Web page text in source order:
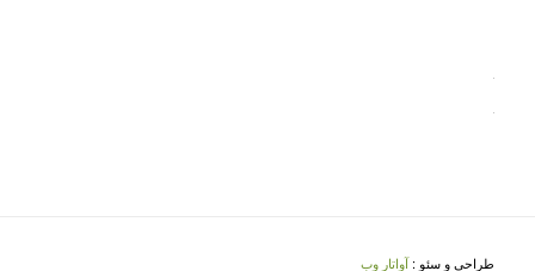
طراحی و سئو :آواتار وب